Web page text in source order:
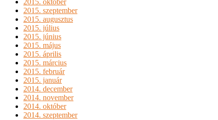
2015. október
2015. szeptember
2015. augusztus
2015. július
2015. június
2015. május
2015. április
2015. március
2015. február
2015. január
2014. december
2014. november
2014. október
2014. szeptember